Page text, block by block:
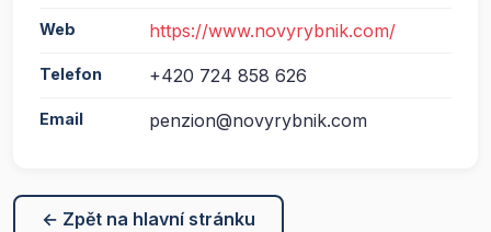
Web https://www.novyrybnik.com/
Telefon +420 724 858 626
Email penzion@novyrybnik.com
← Zpět na hlavní stránku